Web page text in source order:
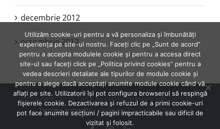
decembrie 2012
octombrie 2012
© Copyright 2021 | Toate drepturile rezervate MRL Iasi SPRL |
Termeni şi condiţii| Developed by Creativ Design
Utilizăm cookie-uri pentru a vă personaliza și îmbunătăți
experiența pe site-ul nostru. Faceți clic pe „Sunt de acord”
pentru a accepta modulele cookie și pentru a accesa direct
site-ul sau faceți click pe „Politica privind cookies” pentru a
vedea descrieri detaliate ale tipurilor de module cookie și
pentru a alege dacă acceptați anumite module cookie când vă
aflați pe site. Utilizatorii își pot configura browserul să respingă
fișierele cookie. Dezactivarea și refuzul de a primi cookie-uri
pot face anumite secțiuni / pagini impracticabile sau dificil de
vizitat și folosit.